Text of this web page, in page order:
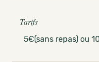
Tarifs
5€(sans repas) ou